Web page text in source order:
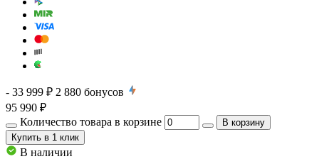
- 33 999 ₽ 2 880 бонусов
95 990 ₽
Количество товара в корзине
В корзину
Купить в 1 клик
В наличии